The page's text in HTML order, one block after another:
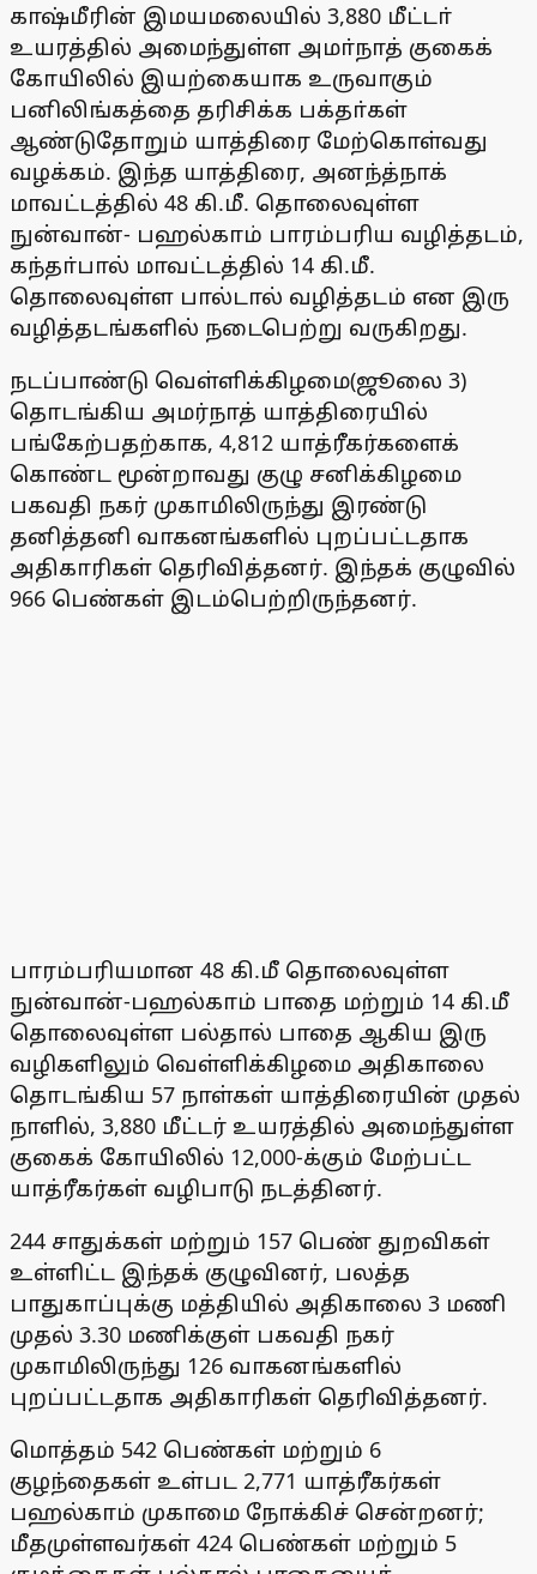
காஷ்மீரின் இமயமலையில் 3,880 மீட்டா்
உயரத்தில் அமைந்துள்ள அமா்நாத் குகைக்
கோயிலில் இயற்கையாக உருவாகும்
பனிலிங்கத்தை தரிசிக்க பக்தா்கள்
ஆண்டுதோறும் யாத்திரை மேற்கொள்வது
வழக்கம். இந்த யாத்திரை, அனந்த்நாக்
மாவட்டத்தில் 48 கி.மீ. தொலைவுள்ள
நுன்வான்- பஹல்காம் பாரம்பரிய வழித்தடம்,
கந்தா்பால் மாவட்டத்தில் 14 கி.மீ.
தொலைவுள்ள பால்டால் வழித்தடம் என இரு
வழித்தடங்களில் நடைபெற்று வருகிறது.
நடப்பாண்டு வெள்ளிக்கிழமை(ஜூலை 3)
தொடங்கிய அமர்நாத் யாத்திரையில்
பங்கேற்பதற்காக, 4,812 யாத்ரீகர்களைக்
கொண்ட மூன்றாவது குழு சனிக்கிழமை
பகவதி நகர் முகாமிலிருந்து இரண்டு
தனித்தனி வாகனங்களில் புறப்பட்டதாக
அதிகாரிகள் தெரிவித்தனர். இந்தக் குழுவில்
966 பெண்கள் இடம்பெற்றிருந்தனர்.
பாரம்பரியமான 48 கி.மீ தொலைவுள்ள
நுன்வான்-பஹல்காம் பாதை மற்றும் 14 கி.மீ
தொலைவுள்ள பல்தால் பாதை ஆகிய இரு
வழிகளிலும் வெள்ளிக்கிழமை அதிகாலை
தொடங்கிய 57 நாள்கள் யாத்திரையின் முதல்
நாளில், 3,880 மீட்டர் உயரத்தில் அமைந்துள்ள
குகைக் கோயிலில் 12,000-க்கும் மேற்பட்ட
யாத்ரீகர்கள் வழிபாடு நடத்தினர்.
244 சாதுக்கள் மற்றும் 157 பெண் துறவிகள்
உள்ளிட்ட இந்தக் குழுவினர், பலத்த
பாதுகாப்புக்கு மத்தியில் அதிகாலை 3 மணி
முதல் 3.30 மணிக்குள் பகவதி நகர்
முகாமிலிருந்து 126 வாகனங்களில்
புறப்பட்டதாக அதிகாரிகள் தெரிவித்தனர்.
மொத்தம் 542 பெண்கள் மற்றும் 6
குழந்தைகள் உள்பட 2,771 யாத்ரீகர்கள்
பஹல்காம் முகாமை நோக்கிச் சென்றனர்;
மீதமுள்ளவர்கள் 424 பெண்கள் மற்றும் 5